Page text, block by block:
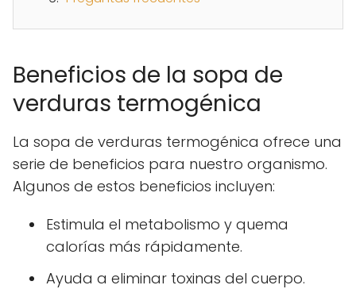
Beneficios de la sopa de
verduras termogénica
La sopa de verduras termogénica ofrece una
serie de beneficios para nuestro organismo.
Algunos de estos beneficios incluyen:
Estimula el metabolismo y quema
calorías más rápidamente.
Ayuda a eliminar toxinas del cuerpo.